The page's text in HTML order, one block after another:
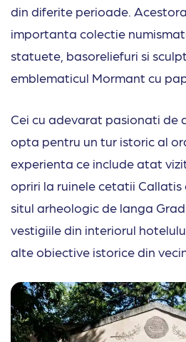
din diferite perioade.
importanta colectie
statuete, basoreliefuri si
emblematicul Mormant cu
Cei cu adevarat pasionati de
opta pentru un tur istoric al
experienta ce include atat
opriri la ruinele cetatii Callatis
situl arheologic de langa
vestigiile din interiorul
alte obiective istorice din